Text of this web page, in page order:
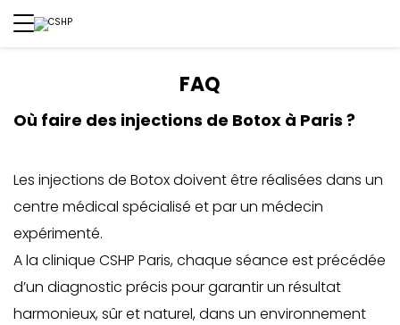
FAQ
Où faire des injections de Botox à Paris ?
Les injections de Botox doivent être réalisées dans un
centre médical spécialisé et par un médecin
expérimenté.
A la clinique CSHP Paris, chaque séance est précédée
d’un diagnostic précis pour garantir un résultat
harmonieux, sûr et naturel, dans un environnement